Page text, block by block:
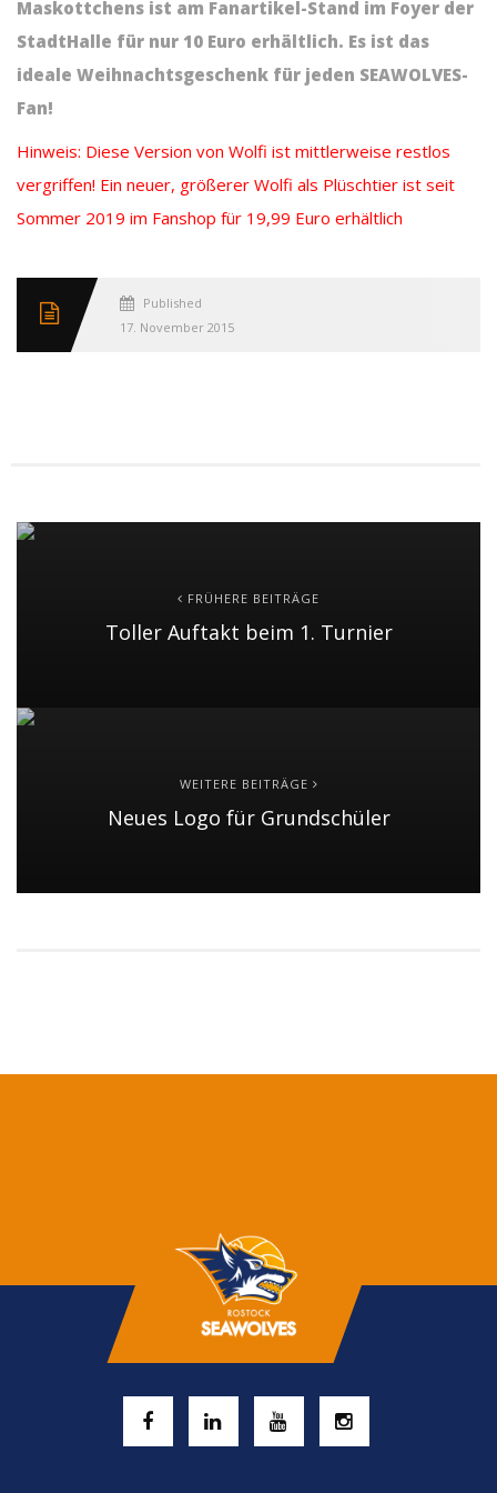
Maskottchens ist am Fanartikel-Stand im Foyer der
StadtHalle für nur 10 Euro erhältlich. Es ist das
ideale Weihnachtsgeschenk für jeden SEAWOLVES-
Fan!
Hinweis: Diese Version von Wolfi ist mittlerweise restlos
vergriffen! Ein neuer, größerer Wolfi als Plüschtier ist seit
Sommer 2019 im Fanshop für 19,99 Euro erhältlich
Published
17. November 2015
FRÜHERE BEITRÄGE
Toller Auftakt beim 1. Turnier
WEITERE BEITRÄGE
Neues Logo für Grundschüler